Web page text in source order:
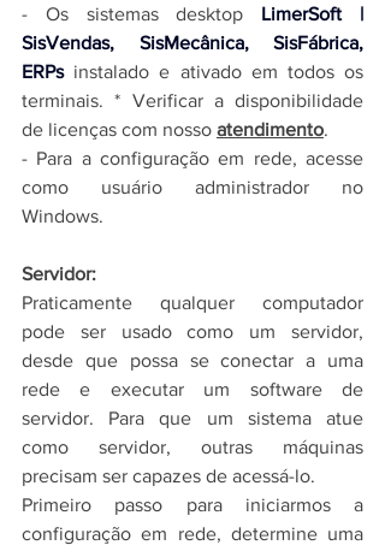
- Os
sistemas desktop
LimerSoft |
SisVendas, SisMecânica, SisFábrica,
ERPs instalado e ativado em todos os
terminais. * Verificar a disponibilidade
de licenças com nosso atendimento.
- Para a configuração em rede, acesse
como usuário administrador no
Windows.
Servidor:
Praticamente qualquer computador
pode ser usado como um servidor,
desde que possa se conectar a uma
rede e executar um software de
servidor. Para que um sistema atue
como servidor, outras máquinas
precisam ser capazes de acessá-lo.
Primeiro passo para iniciarmos a
configuração em rede, determine uma